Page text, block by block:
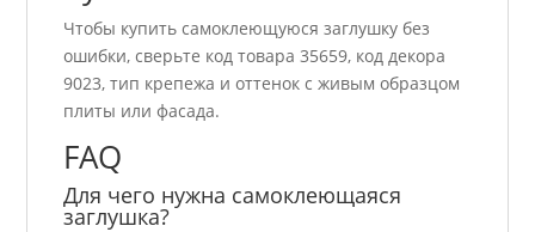
Чтобы купить самоклеющуюся заглушку без
ошибки, сверьте код товара 35659, код декора
9023, тип крепежа и оттенок с живым образцом
плиты или фасада.
FAQ
Для чего нужна самоклеющаяся
заглушка?